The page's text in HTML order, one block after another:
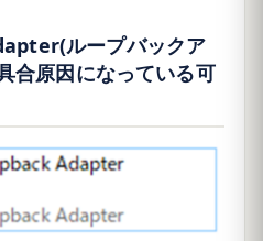
ループバックア
合原因になっている可